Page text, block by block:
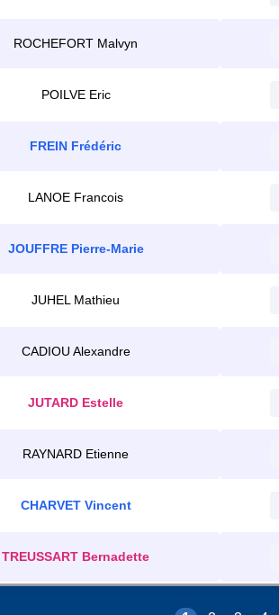
ROCHEFORT Malvyn
POILVE Eric
FREIN Frédéric
LANOE Francois
JOUFFRE Pierre-Marie
JUHEL Mathieu
CADIOU Alexandre
JUTARD Estelle
RAYNARD Etienne
CHARVET Vincent
TREUSSART Bernadette